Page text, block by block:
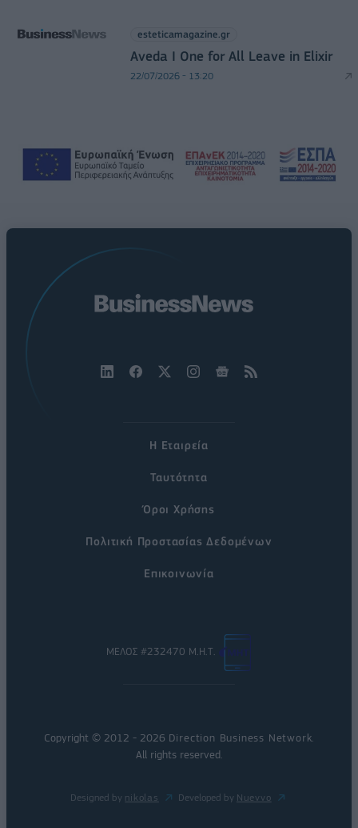
esteticamagazine.gr
Aveda I One for All Leave in Elixir
22/07/2026 - 13:20
Η Εταιρεία
Ταυτότητα
Όροι Χρήσης
Πολιτική Προστασίας Δεδομένων
Επικοινωνία
ΜΕΛΟΣ #232470 Μ.Η.Τ.
Copyright © 2012 - 2026 Direction Business Network
All rights reserved.
Designed by nikolas Developed by Nuevvo